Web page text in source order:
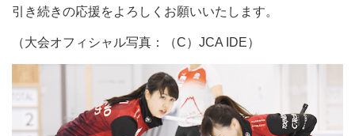
引き続きの応援をよろしくお願いいたします。
（大会オフィシャル写真：（C）JCA IDE）